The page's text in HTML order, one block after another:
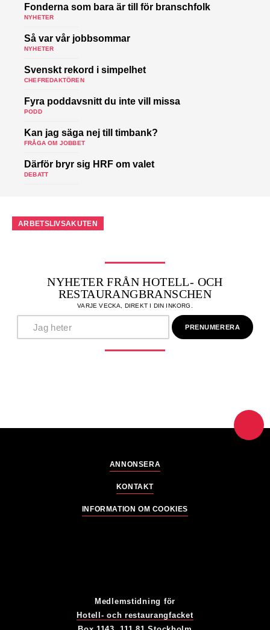
Fonderna som bara är till för branschfolk
NYHETER
Så var vår jobbsommar
NYHETER
Svenskt rekord i simpelhet
CHEFREDAKTÖREN
Fyra poddavsnitt du inte vill missa
PODD
Kan jag säga nej till timbank?
FRÅGA OM JOBBET
Därför bryr sig HRF om valet
DEBATT
ARBETSLIVSAKUTEN
NYHETER FRÅN HOTELL- OCH
RESTAURANGBRANSCHEN
VARJE VECKA, DIREKT I DIN INKORG.
ANNONSERA
KONTAKT
INFORMATION OM COOKIES
Medlemstidning för
Hotell- och restaurangfacket